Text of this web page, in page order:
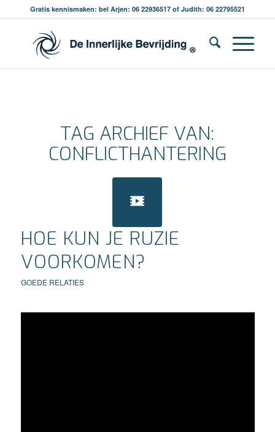
Gratis kennismaken: bel Arjen: 06 22936517 of Judith: 06 22795521
TAG ARCHIEF VAN:
CONFLICTHANTERING
HOE KUN JE RUZIE
VOORKOMEN?
GOEDE RELATIES